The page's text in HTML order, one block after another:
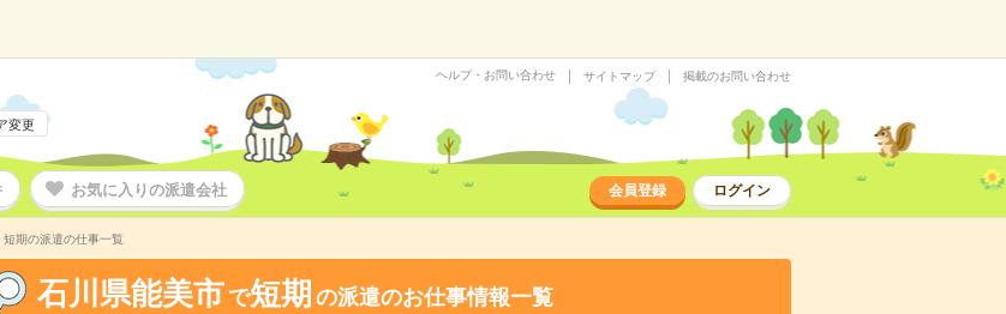
変更
ヘルプ・お問い合わせ サイトマップ 掲載のお問い合わせ
お気に入りの派遣会社 会員登録 ログイン
期の派遣の仕事一覧
石川県能美市 で短期 の派遣のお仕事情報一覧